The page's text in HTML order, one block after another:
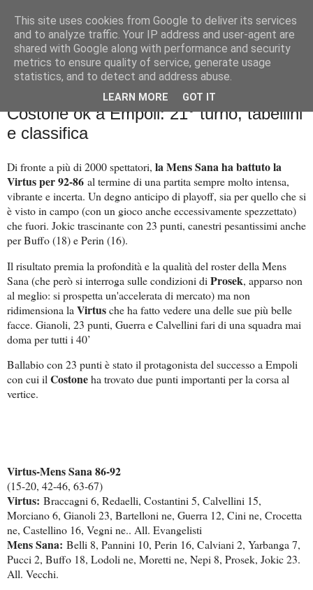
Palla al cerchio
domenica 22 febbraio 2026
Mens Sana di forza sulla Virtus.
Costone ok a Empoli: 21° turno, tabellini
e classifica
Di fronte a più di 2000 spettatori, la Mens Sana ha battuto la
Virtus per 92-86 al termine di una partita sempre molto intensa,
vibrante e incerta. Un degno anticipo di playoff, sia per quello che si
è visto in campo (con un gioco anche eccessivamente spezzettato)
che fuori. Jokic trascinante con 23 punti, canestri pesantissimi anche
per Buffo (18) e Perin (16).
Il risultato premia la profondità e la qualità del roster della Mens
Sana (che però si interroga sulle condizioni di Prosek, apparso non
al meglio: si prospetta un'accelerata di mercato) ma non
ridimensiona la Virtusche ha fatto vedere una delle sue più belle
facce. Gianoli, 23 punti, Guerra e Calvellini fari di una squadra mai
doma per tutti i 40’
Ballabio con 23 punti è stato il protagonista del successo a Empoli
con cui ilCostoneha trovato due punti importanti per la corsa al
vertice.
Virtus-Mens Sana 86-92
(15-20, 42-46, 63-67)
Virtus: Braccagni 6, Redaelli, Costantini 5, Calvellini 15,
Morciano 6, Gianoli 23, Bartelloni ne, Guerra 12, Cini ne, Crocetta
ne, Castellino 16, Vegni ne.. All. Evangelisti
Mens Sana: Belli 8, Pannini 10, Perin 16, Calviani 2, Yarbanga 7,
Pucci 2, Buffo 18, Lodoli ne, Moretti ne, Nepi 8, Prosek, Jokic 23.
All. Vecchi.
This site uses cookies from Google to deliver its services
and to analyze traffic. Your IP address and user-agent are
shared with Google along with performance and security
metrics to ensure quality of service, generate usage
statistics, and to detect and address abuse.
LEARN MORE GOT IT